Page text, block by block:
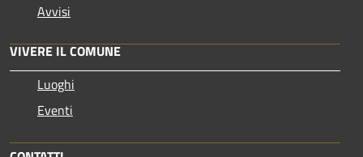
Avvisi
VIVERE IL COMUNE
Luoghi
Eventi